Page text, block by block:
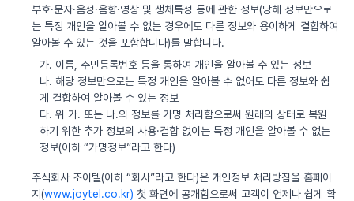
부호·문자·음성·음향·영상 및 생체특성 등에 관한 정보(당해 정보만으로
는 특정 개인을 알아볼 수 없는 경우에도 다른 정보와 용이하게 결합하여
알아볼 수 있는 것을 포함합니다)를 말합니다.
가. 이름, 주민등록번호 등을 통하여 개인을 알아볼 수 있는 정보
나. 해당 정보만으로는 특정 개인을 알아볼 수 없어도 다른 정보와 쉽
게 결합하여 알아볼 수 있는 정보
다. 위 가. 또는 나.의 정보를 가명 처리함으로써 원래의 상태로 복원
하기 위한 추가 정보의 사용·결합 없이는 특정 개인을 알아볼 수 없는
정보(이하 “가명정보”라고 한다)
주식회사 조이텔(이하 “회사”라고 한다)은 개인정보 처리방침을 홈페이
지(www.joytel.co.kr) 첫 화면에 공개함으로써 고객이 언제나 쉽게 확